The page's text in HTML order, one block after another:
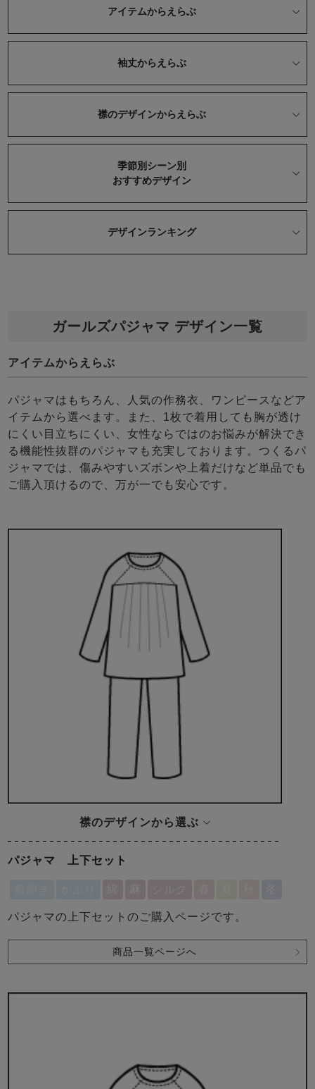
すべてのデザインのパジャマ一覧はこちら
アイテムからえらぶ
袖丈からえらぶ
襟のデザインからえらぶ
季節別シーン別
おすすめデザイン
デザインランキング
ガールズパジャマ デザイン一覧
アイテムからえらぶ
パジャマはもちろん、人気の作務衣、ワンピースなどア
イテムから選べます。また、1枚で着用しても胸が透け
にくい目立ちにくい、女性ならではのお悩みが解決でき
る機能性抜群のパジャマも充実しております。つくるパ
ジャマでは、傷みやすいズボンや上着だけなど単品でも
ご購入頂けるので、万が一でも安心です。
襟のデザインから選ぶ
パジャマ 上下セット
パジャマの上下セットのご購入ページです。
商品一覧ページへ